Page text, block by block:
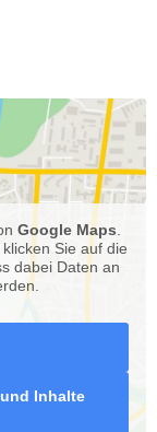
Google Maps
Sie auf die
dabei Daten an
Inhalte